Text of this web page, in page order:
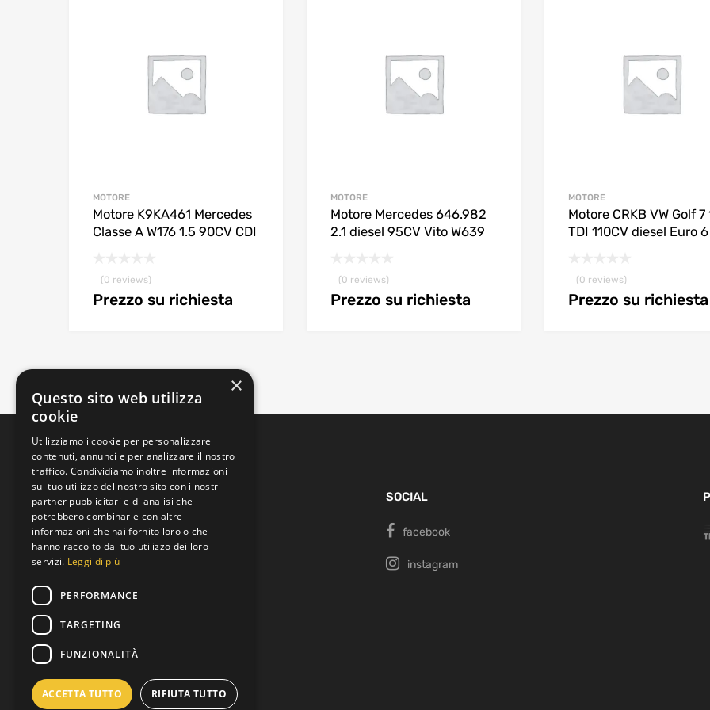
MOTORE
Motore K9KA461 Mercedes
Classe A W176 1.5 90CV CDI
(0 reviews)
Prezzo su richiesta
MOTORE
Motore Mercedes 646.982
2.1 diesel 95CV Vito W639
(0 reviews)
Prezzo su richiesta
MOTORE
Motore CRKB VW Golf 7
TDI 110CV diesel Euro 6
(0 reviews)
Prezzo su richiesta
Padova, Veneto, Italia
Via Brenta
P.IVA: 05343530282
SOCIAL
facebook
instagram
×
Questo sito web utilizza
cookie
Utilizziamo i cookie per personalizzare
contenuti, annunci e per analizzare il nostro
traffico. Condividiamo inoltre informazioni
sul tuo utilizzo del nostro sito con i nostri
partner pubblicitari e di analisi che
potrebbero combinarle con altre
informazioni che hai fornito loro o che
hanno raccolto dal tuo utilizzo dei loro
servizi. Leggi di più
PERFORMANCE
TARGETING
FUNZIONALITÀ
ACCETTA TUTTO RIFIUTA TUTTO